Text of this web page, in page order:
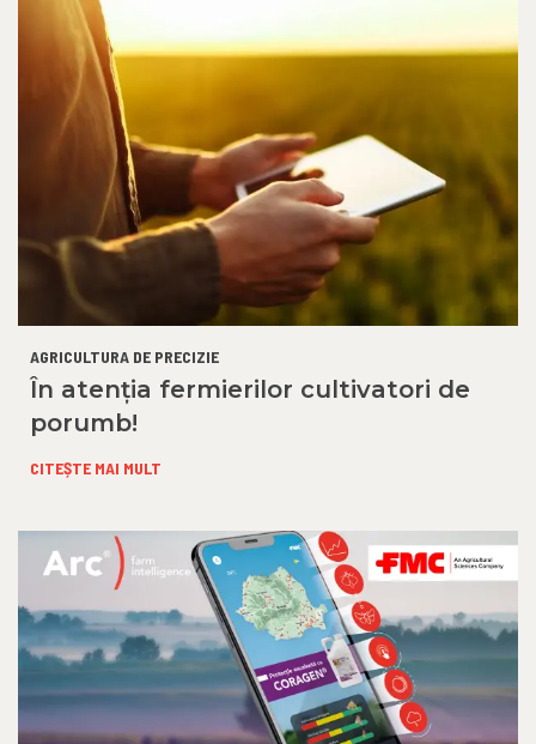
AGRICULTURA DE PRECIZIE
În atenția fermierilor cultivatori de
porumb!
CITEȘTE MAI MULT